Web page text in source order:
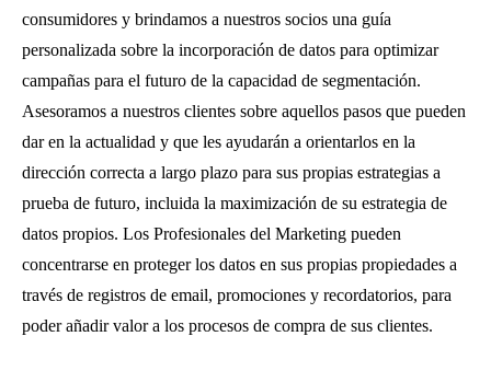
consumidores y brindamos a nuestros socios una guía
personalizada sobre la incorporación de datos para optimizar
campañas para el futuro de la capacidad de segmentación.
Asesoramos a nuestros clientes sobre aquellos pasos que pueden
dar en la actualidad y que les ayudarán a orientarlos en la
dirección correcta a largo plazo para sus propias estrategias a
prueba de futuro, incluida la maximización de su estrategia de
datos propios. Los Profesionales del Marketing pueden
concentrarse en proteger los datos en sus propias propiedades a
través de registros de email, promociones y recordatorios, para
poder añadir valor a los procesos de compra de sus clientes.